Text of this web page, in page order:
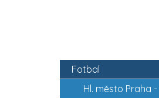
Fotbal
Hl. město Praha -